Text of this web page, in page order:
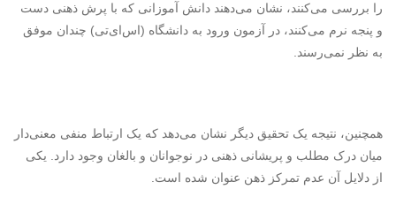
را بررسی می‌کنند، نشان می‌دهند دانش آموزانی که با پرش ذهنی دست
و پنجه نرم می‌کنند، در آزمون ورود به دانشگاه (اس‌ای‌تی) چندان موفق
به نظر نمی‌رسند.
همچنین، نتیجه یک تحقیق دیگر نشان می‌دهد که یک ارتباط منفی معنی‌دار
میان درک مطلب و پریشانی ذهنی در نوجوانان و بالغان وجود دارد. یکی
از دلایل آن عدم تمرکز ذهن عنوان شده است.